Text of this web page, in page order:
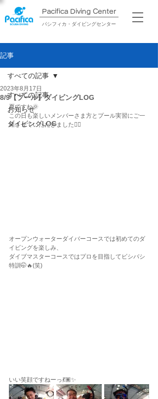
Pacifica Diving Center​
パシフィカ・ダイビングセンター
記事
すべての記事
お知らせ
ダイビングLOG
すべての記事
8/9【プール】ダイビングLOG
2023年8月17日
夏ですね🌞
この日も楽しいメンバーさま方とプール実習にご一
緒させていただきました❤️‍🔥
オープンウォーターダイバーコースでは初めてのダ
イビングを楽しみ、
ダイブマスターコースではプロを目指してビシバシ
特訓🤭🔥(笑)
いい笑顔ですねーっ💃🏾✨